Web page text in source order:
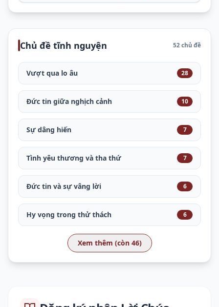
Chủ đề tĩnh nguyện 52 chủ đề
Vượt qua lo âu 28
Đức tin giữa nghịch cảnh 10
Sự dâng hiến 7
Tình yêu thương và tha thứ 7
Đức tin và sự vâng lời 6
Hy vọng trong thử thách 6
Xem thêm (còn 46)